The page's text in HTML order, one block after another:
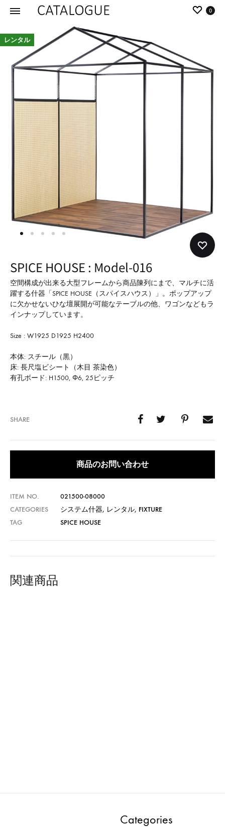
タ
ロ
グ
パ
ー
ル
イ
デ
ア
ー
ル
イ
ア
の
商
品
を
カ
タ
ロ
グ
形
ご
紹
介
し
い
ま
す
0
レンタル
SPICE HOUSE : Model-016
空間構成が出来る大型フレームから商品陳列にまで、マルチに活
躍する什器「SPICE HOUSE（スパイスハウス）」。ポップアップ
に欠かせないひな壇展開が可能なテーブルの他、ワゴンなどもラ
インナップしています。
Size : W1925 D1925 H2400
本体: スチール（黒）
床: 長尺塩ビシート（木目 茶染色）
有孔ボード: H1500, Φ6, 25ピッチ
SHARE
商品のお問い合わせ
ITEM NO.
021500-08000
CATEGORIES
システム什器, レンタル, FIXTURE
TAG
SPICE HOUSE
関連商品
Categories